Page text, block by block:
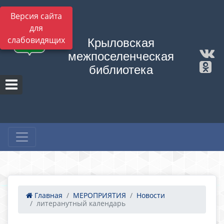
Версия сайта
для
слабовидящих
Крыловская
межпоселенческая
библиотека
Главная МЕРОПРИЯТИЯ
Новости
литеранутный календарь